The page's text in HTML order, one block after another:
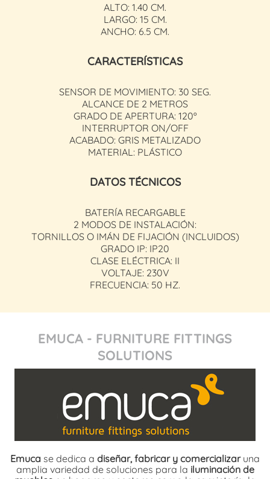
ALTO: 1.40 CM.
LARGO: 15 CM.
ANCHO: 6.5 CM.
CARACTERÍSTICAS
SENSOR DE MOVIMIENTO: 30 SEG.
ALCANCE DE 2 METROS
GRADO DE APERTURA: 120º
INTERRUPTOR ON/OFF
ACABADO: GRIS METALIZADO
MATERIAL: PLÁSTICO
DATOS TÉCNICOS
BATERÍA RECARGABLE
2 MODOS DE INSTALACIÓN:
TORNILLOS O IMÁN DE FIJACIÓN (INCLUIDOS)
GRADO IP: IP20
CLASE ELÉCTRICA: II
VOLTAJE: 230V
FRECUENCIA: 50 HZ.
EMUCA - FURNITURE FITTINGS
SOLUTIONS
Emuca se dedica a diseñar, fabricar y comercializaruna
amplia variedad de soluciones para la iluminación de